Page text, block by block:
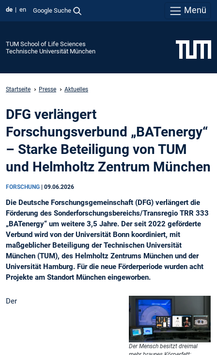
de en Google Suche Menü
TUM School of Life Sciences
Technische Universität München
Startseite Presse Aktuelles
DFG verlängert
Forschungsverbund „BATenergy“
– Starke Beteiligung von TUM
und Helmholtz Zentrum München
FORSCHUNG 09.06.2026
Die Deutsche Forschungsgemeinschaft (DFG) verlängert die
Förderung des Sonderforschungsbereichs/Transregio TRR 333
„BATenergy“ um weitere 3,5 Jahre. Der seit 2022 geförderte
Verbund wird von der Universität Bonn koordiniert, mit
maßgeblicher Beteiligung der Technischen Universität
München (TUM), des Helmholtz Zentrums München und der
Universität Hamburg. Für die neue Förderperiode wurden acht
Projekte am Standort München eingeworben.
Der Mensch besitzt dreimal
Der